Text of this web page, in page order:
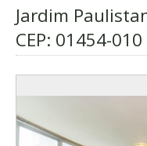
Jardim
CEP: 01454-010